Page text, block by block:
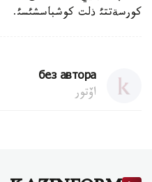
كورسةتتئ ذلت كوشباسشئسئ.
без автора
اۆتور